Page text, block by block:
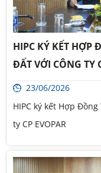
HIPC KÝ KẾT HỢP
ĐẤT VỚI CÔNG TY
23/06/2026
HIPC ký kết Hợp
ty CP EVOPAR